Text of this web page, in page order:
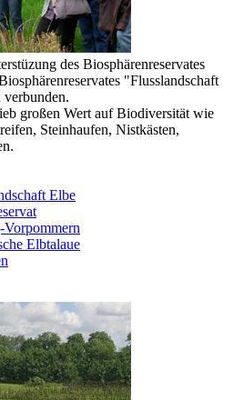
des Biosphärenreservates
"Flusslandschaft
großen Wert auf Biodiversität wie
Steinhaufen, Nistkästen,
Elbe
Elbtalaue